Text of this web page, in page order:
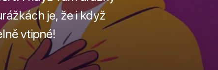
je, že i když
vtipné!